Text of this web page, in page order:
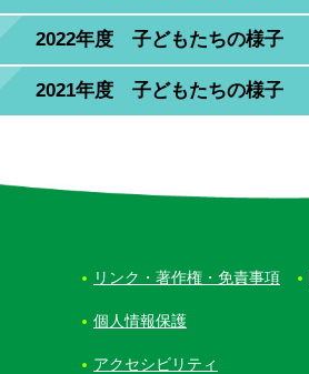
2022年度 子どもたちの様子
2021年度 子どもたちの様子
リンク・著作権・免責事項
個人情報保護
アクセシビリティ